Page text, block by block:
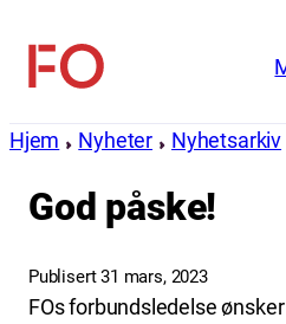
innhold
FO
Hjem Nyheter Nyhetsarkiv
God påske!
Publisert 31 mars, 2023
FOs forbundsledelse